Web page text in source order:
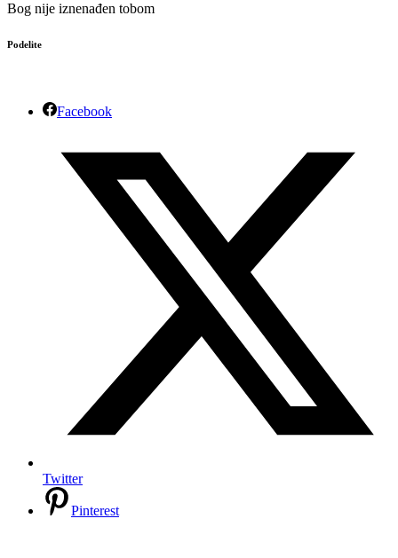
Bog nije iznenađen tobom
Podelite
Facebook
Twitter
Pinterest